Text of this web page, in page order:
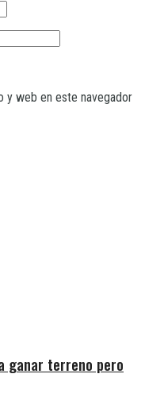
y web en este navegador
ganar terreno pero